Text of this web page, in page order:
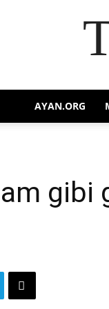
AYAN.ORG
gibi